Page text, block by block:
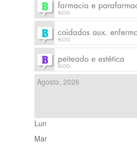
Agosto, 2026
Lun
Mar